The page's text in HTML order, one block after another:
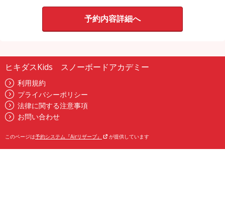
予約内容詳細へ
ヒキダスKids スノーボードアカデミー
利用規約
プライバシーポリシー
法律に関する注意事項
お問い合わせ
このページは予約システム『Airリザーブ』 が提供しています